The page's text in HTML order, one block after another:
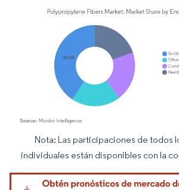
Imagen © Mordor Intelligence. El uso requiere
Nota: Las participaciones de todos
individuales están disponibles con la